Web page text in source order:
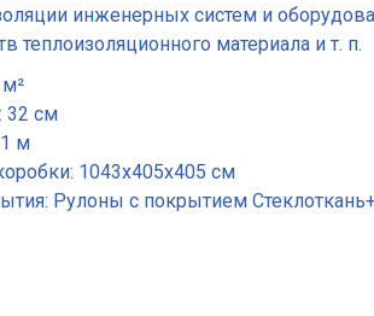
инженерных систем и
теплоизоляционного материала и т. п.
32 см
м
1043х405х405 см
Рулоны с покрытием